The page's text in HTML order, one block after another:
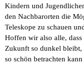
Kindern und
den Nachbarorten die
Teleskope zu schauen
Hoffen wir also alle,
Zukunft so dunkel bleibt,
so schön betrachten